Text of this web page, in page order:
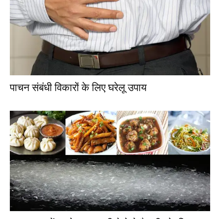
पाचन संबंधी विकारों के लिए घरेलू उपाय